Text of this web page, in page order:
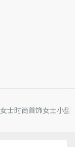
女士时尚首饰女士小型